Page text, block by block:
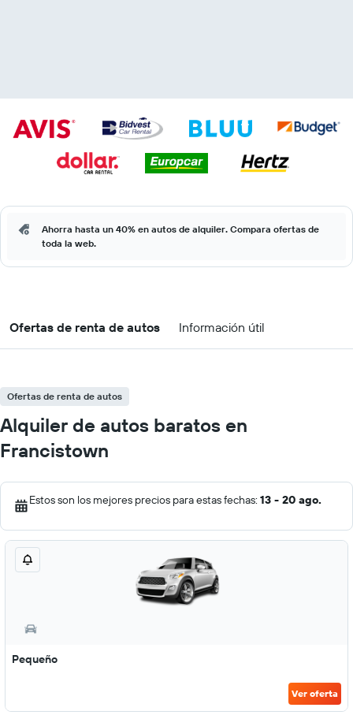
Ahorra hasta un 40% en autos de alquiler. Compara ofertas de
toda la web.
Ofertas de renta de autos Información útil
Ofertas de renta de autos
Alquiler de autos baratos en
Francistown
Estos son los mejores precios para estas fechas: 13 - 20 ago.
Pequeño
Ver oferta